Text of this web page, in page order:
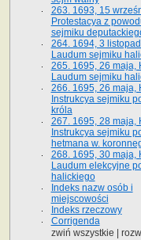
263. 1693, 15
Protestacya z
sejmiku
264. 1694, 3
Laudum sejmiku
265. 1695, 26 maja,
Laudum sejmiku
266. 1695, 26 maja,
Instrukcya sejmiku
króla
267. 1695, 28 maja,
Instrukcya sejmiku
hetmana w.
268. 1695, 30 maja,
Laudum elekcyjne
halickiego
Indeks nazw osób i
miejscowości
Indeks rzeczowy
Corrigenda
zwiń wszystkie